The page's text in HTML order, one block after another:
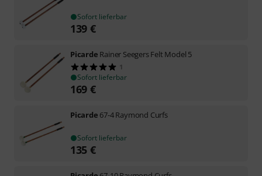
Sofort lieferbar
139 €
Picarde Rainer Seegers Felt Model 5
1
Sofort lieferbar
169 €
Picarde 67-4 Raymond Curfs
Sofort lieferbar
135 €